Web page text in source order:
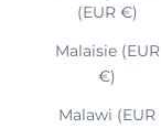
(EUR €)
Malaisie (EUR
€)
Malawi (EUR